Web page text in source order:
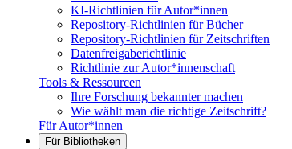
KI-Richtlinien für Autor*innen
Repository-Richtlinien für Bücher
Repository-Richtlinien für Zeitschriften
Datenfreigaberichtlinie
Richtlinie zur Autor*innenschaft
Tools & Ressourcen
Ihre Forschung bekannter machen
Wie wählt man die richtige Zeitschrift?
Für Autor*innen
Für Bibliotheken